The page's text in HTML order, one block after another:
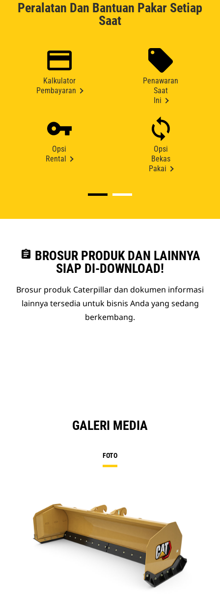
Peralatan Dan Bantuan Pakar Setiap
Saat
Kalkulator
Pembayaran
Penawaran
Saat
Ini
Opsi
Rental
Opsi
Bekas
Pakai
assignment BROSUR PRODUK DAN LAINNYA
SIAP DI-DOWNLOAD!
Brosur produk Caterpillar dan dokumen informasi
lainnya tersedia untuk bisnis Anda yang sedang
berkembang.
GALERI MEDIA
FOTO